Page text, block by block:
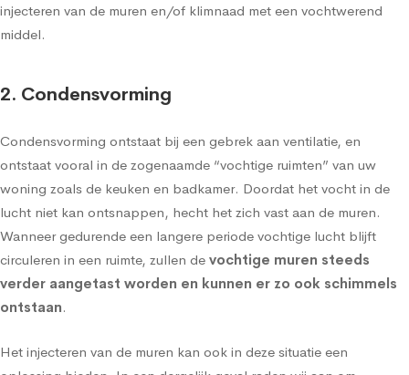
injecteren van de muren en/of klimnaad met een vochtwerend
middel.
2. Condensvorming
Condensvorming ontstaat bij een gebrek aan ventilatie, en
ontstaat vooral in de zogenaamde “vochtige ruimten” van uw
woning zoals de keuken en badkamer. Doordat het vocht in de
lucht niet kan ontsnappen, hecht het zich vast aan de muren.
Wanneer gedurende een langere periode vochtige lucht blijft
circuleren in een ruimte, zullen de vochtige muren steeds
verder aangetast worden en kunnen er zo ook schimmels
ontstaan.
Het injecteren van de muren kan ook in deze situatie een